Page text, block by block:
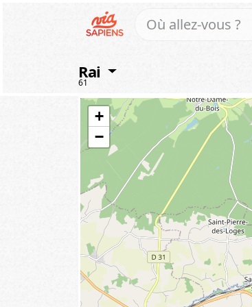
Rai
61
+
−